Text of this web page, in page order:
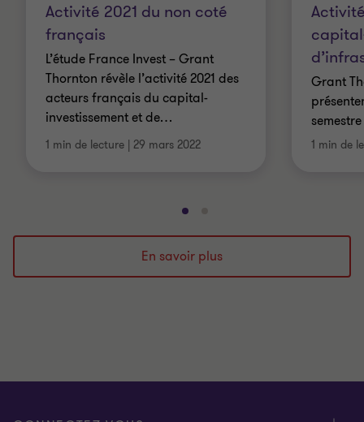
Activité 2021 du non coté
français
L’étude France Invest – Grant
Thornton révèle l’activité 2021 des
acteurs français du capital-
investissement et de…
1 min de lecture 29 mars 2022
Grant
1 min de
Aller
à
la
diapositive
à
la
diapositive
En savoir plus